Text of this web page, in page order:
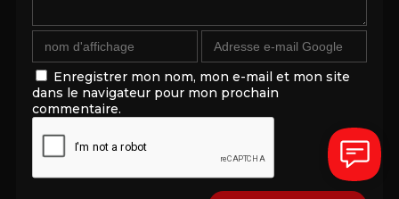
Enregistrer mon nom, mon e-mail et mon site
dans le navigateur pour mon prochain
commentaire.